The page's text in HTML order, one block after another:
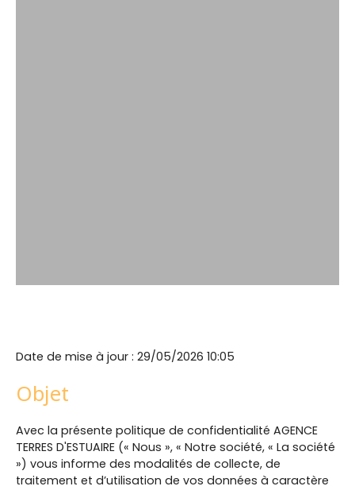
Date de mise à jour : 29/05/2026 10:05
Objet
Avec la présente politique de confidentialité AGENCE
TERRES D'ESTUAIRE (« Nous », « Notre société, « La société
») vous informe des modalités de collecte, de
traitement et d’utilisation de vos données à caractère